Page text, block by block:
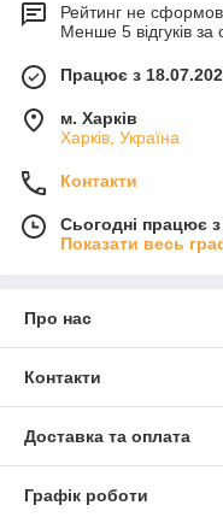
Рейтинг не
Менше 5 відгуків за
Працює з
м. Харків
Харків, Україна
Контакти
Сьогодні працює
Показати весь
Про нас
Контакти
Доставка та оплата
Графік роботи